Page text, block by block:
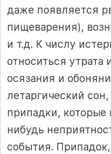
даже появляется
пищеварения),
и т.д. К числу
относиться утрата
осязания и
летаргический
припадки, которые
нибудь
события.